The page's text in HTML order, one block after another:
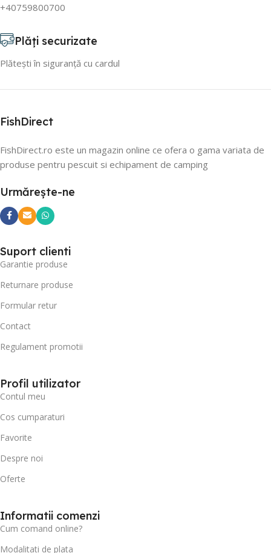
+40759800700
Plăți securizate
Plătești în siguranță cu cardul
FishDirect
FishDirect.ro este un magazin online ce ofera o gama variata de
produse pentru pescuit si echipament de camping
Urmărește-ne
Suport clienti
Garantie produse
Returnare produse
Formular retur
Contact
Regulament promotii
Profil utilizator
Contul meu
Cos cumparaturi
Favorite
Despre noi
Oferte
Informatii comenzi
Cum comand online?
Modalitati de plata